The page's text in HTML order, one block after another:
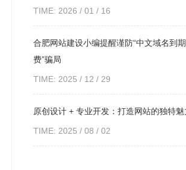
TIME: 2026 / 01 / 16
合肥网站建设小编提醒谨防“中文域名到
费”骗局
TIME: 2025 / 12 / 29
原创设计 + 专业开发：打造网站的独特魅
TIME: 2025 / 08 / 02